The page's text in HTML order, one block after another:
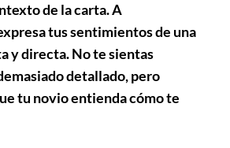
de la carta. A
tus sentimientosde una
y directa. No te sientas
detallado, pero
tu novio entienda cómo te